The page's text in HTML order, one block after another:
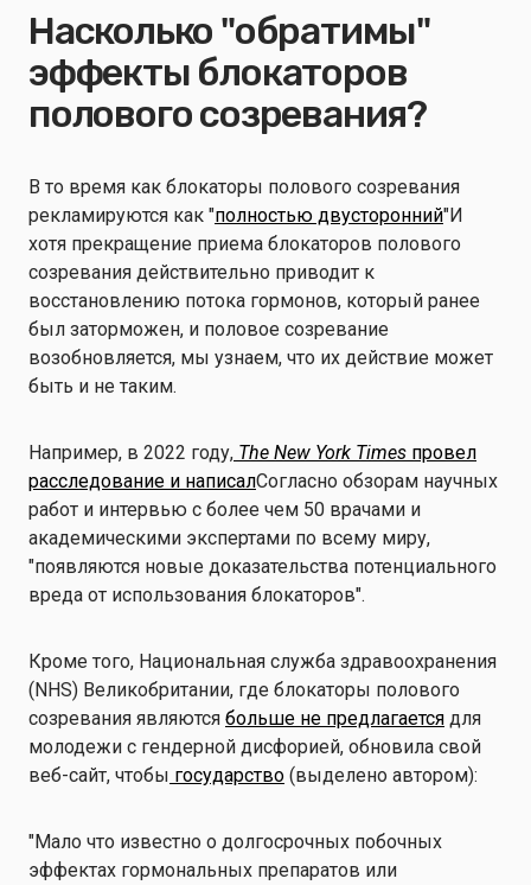
Насколько "обратимы"
эффекты блокаторов
полового созревания?
В то время как блокаторы полового созревания
рекламируются как "полностью двусторонний"И
хотя прекращение приема блокаторов полового
созревания действительно приводит к
восстановлению потока гормонов, который ранее
был заторможен, и половое созревание
возобновляется, мы узнаем, что их действие может
быть и не таким.
Например, в 2022 году, The New York Times провел
расследование и написалСогласно обзорам научных
работ и интервью с более чем 50 врачами и
академическими экспертами по всему миру,
"появляются новые доказательства потенциального
вреда от использования блокаторов".
Кроме того, Национальная служба здравоохранения
(NHS) Великобритании, где блокаторы полового
созревания являются больше не предлагается для
молодежи с гендерной дисфорией, обновила свой
веб-сайт, чтобы государство (выделено автором):
"Мало что известно о долгосрочных побочных
эффектах гормональных препаратов или